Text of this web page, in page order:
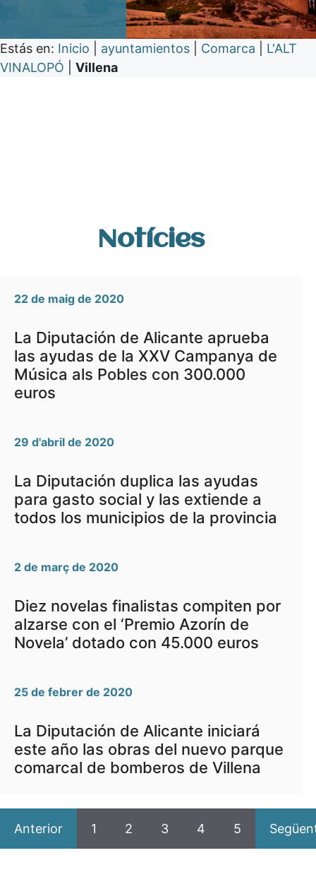
Estás en: Inicio ayuntamientos Comarca
L'ALT
VINALOPÓ
Villena
Notícies
22 de maig de 2020
La Diputación de Alicante aprueba
las ayudas de la XXV Campanya de
Música als Pobles con 300.000
euros
29 d'abril de 2020
La Diputación duplica las ayudas
para gasto social y las extiende a
todos los municipios de la provincia
2 de març de 2020
Diez novelas finalistas compiten por
alzarse con el ‘Premio Azorín de
Novela’ dotado con 45.000 euros
25 de febrer de 2020
La Diputación de Alicante iniciará
este año las obras del nuevo parque
comarcal de bomberos de Villena
Anterior 1 2 3 4 5